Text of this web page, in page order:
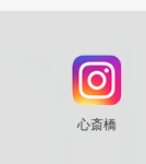
心斎橋